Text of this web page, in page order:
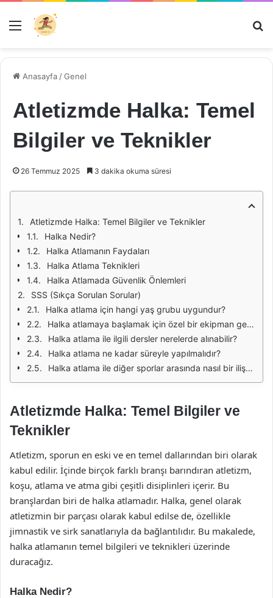
Menü
Anasayfa /Genel
Atletizmde Halka: Temel
Bilgiler ve Teknikler
26 Temmuz 2025 3 dakika okuma süresi
Atletizmde Halka: Temel Bilgiler ve Teknikler
Halka Nedir?
Halka Atlamanın Faydaları
Halka Atlama Teknikleri
Halka Atlamada Güvenlik Önlemleri
SSS (Sıkça Sorulan Sorular)
Halka atlama için hangi yaş grubu uygundur?
Halka atlamaya başlamak için özel bir ekipman gerekli mi?
Halka atlama ile ilgili dersler nerelerde alınabilir?
Halka atlama ne kadar süreyle yapılmalıdır?
Halka atlama ile diğer sporlar arasında nasıl bir ilişki vardır?
Atletizmde Halka: Temel Bilgiler ve
Teknikler
Atletizm, sporun en eski ve en temel dallarından biri olarak
kabul edilir. İçinde birçok farklı branşı barındıran atletizm,
koşu, atlama ve atma gibi çeşitli disiplinleri içerir. Bu
branşlardan biri de halka atlamadır. Halka, genel olarak
atletizmin bir parçası olarak kabul edilse de, özellikle
jimnastik ve sirk sanatlarıyla da bağlantılıdır. Bu makalede,
halka atlamanın temel bilgileri ve teknikleri üzerinde
duracağız.
Halka Nedir?